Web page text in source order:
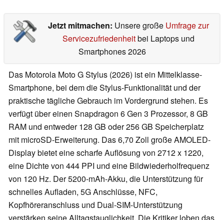
Jetzt mitmachen: Unsere große Umfrage zur
Servicezufriedenheitbei Laptops und
Smartphones 2026
Das Motorola Moto G Stylus (2026) ist ein Mittelklasse-
Smartphone, bei dem die Stylus-Funktionalität und der
praktische tägliche Gebrauch im Vordergrund stehen. Es
verfügt über einen Snapdragon 6 Gen 3 Prozessor, 8 GB
RAM und entweder 128 GB oder 256 GB Speicherplatz
mit microSD-Erweiterung. Das 6,70 Zoll große AMOLED-
Display bietet eine scharfe Auflösung von 2712 x 1220,
eine Dichte von 444 PPI und eine Bildwiederholfrequenz
von 120 Hz. Der 5200-mAh-Akku, die Unterstützung für
schnelles Aufladen, 5G Anschlüsse, NFC,
Kopfhöreranschluss und Dual-SIM-Unterstützung